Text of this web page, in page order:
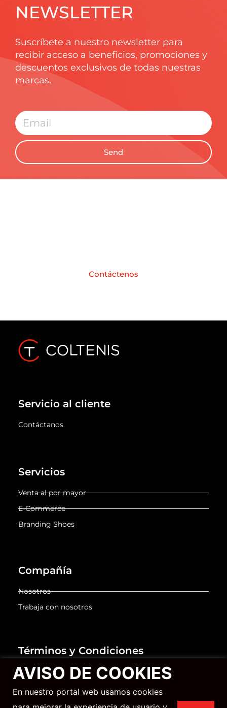
NEWSLETTER
Suscríbete a nuestro newsletter para
recibir acceso a beneficios, promociones y
descuentos exclusivos de todas nuestras
marcas.
Send
Contáctenos
Servicio al cliente
Contáctanos
Servicios
Venta al por mayor
E-Commerce
Branding Shoes
Compañía
Nosotros
Trabaja con nosotros
Términos y Condiciones
Términos y Condiciones
Aviso de privacidad para clientes y proveedores
AVISO DE COOKIES
En nuestro portal web usamos cookies